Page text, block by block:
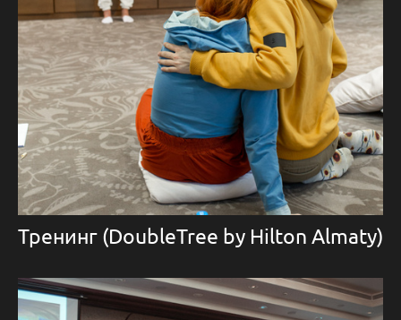
Тренинг (DoubleTree by Hilton Almaty)